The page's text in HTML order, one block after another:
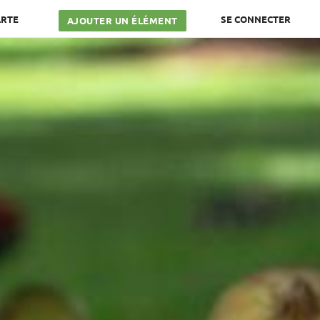
AJOUTER UN ÉLÉMENT SE CONNECTER